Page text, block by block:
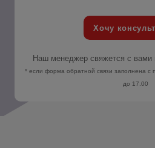
Хочу
Наш менеджер свяжется с вами
* если форма обратной связи заполнена с
до 17.00